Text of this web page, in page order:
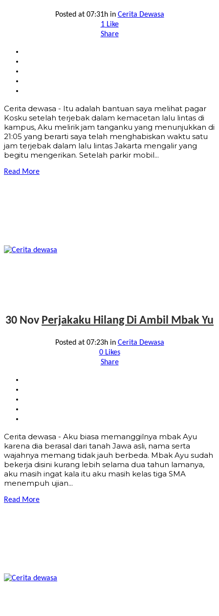
Posted at 07:31hin Cerita Dewasa
1Like
Share
Cerita dewasa - Itu adalah bantuan saya melihat pagar
Kosku setelah terjebak dalam kemacetan lalu lintas di
kampus, Aku melirik jam tanganku yang menunjukkan di
21:05 yang berarti saya telah menghabiskan waktu satu
jam terjebak dalam lalu lintas Jakarta mengalir yang
begitu mengerikan. Setelah parkir mobil...
Read More
30 Nov Perjakaku Hilang Di Ambil Mbak Yu
Posted at 07:23hin Cerita Dewasa
0Likes
Share
Cerita dewasa - Aku biasa memanggilnya mbak Ayu
karena dia berasal dari tanah Jawa asli, nama serta
wajahnya memang tidak jauh berbeda. Mbak Ayu sudah
bekerja disini kurang lebih selama dua tahun lamanya,
aku masih ingat kala itu aku masih kelas tiga SMA
menempuh ujian...
Read More